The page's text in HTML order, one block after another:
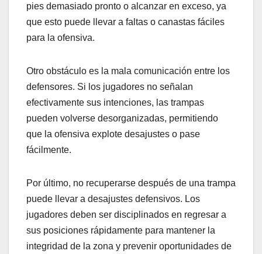
pies demasiado pronto o alcanzar en exceso, ya
que esto puede llevar a faltas o canastas fáciles
para la ofensiva.
Otro obstáculo es la mala comunicación entre los
defensores. Si los jugadores no señalan
efectivamente sus intenciones, las trampas
pueden volverse desorganizadas, permitiendo
que la ofensiva explote desajustes o pase
fácilmente.
Por último, no recuperarse después de una trampa
puede llevar a desajustes defensivos. Los
jugadores deben ser disciplinados en regresar a
sus posiciones rápidamente para mantener la
integridad de la zona y prevenir oportunidades de